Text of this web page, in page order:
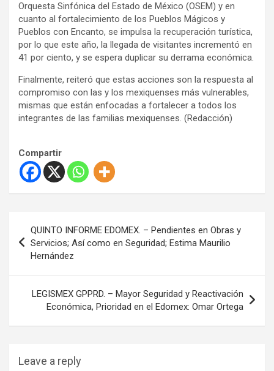
Orquesta Sinfónica del Estado de México (OSEM) y en
cuanto al fortalecimiento de los Pueblos Mágicos y
Pueblos con Encanto, se impulsa la recuperación turística,
por lo que este año, la llegada de visitantes incrementó en
41 por ciento, y se espera duplicar su derrama económica.
Finalmente, reiteró que estas acciones son la respuesta al
compromiso con las y los mexiquenses más vulnerables,
mismas que están enfocadas a fortalecer a todos los
integrantes de las familias mexiquenses. (Redacción)
Compartir
e
QUINTO INFORME EDOMEX. – Pendientes en Obras y
Servicios; Así como en Seguridad; Estima Maurilio
Hernández
LEGISMEX GPPRD. – Mayor Seguridad y Reactivación
Económica, Prioridad en el Edomex: Omar Ortega
Leave a reply